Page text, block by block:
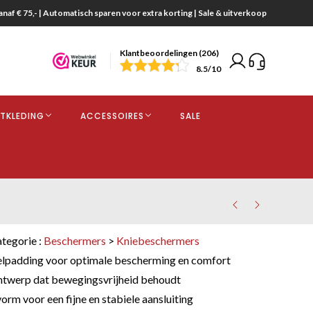
€ 75,- | Automatisch sparen voor extra korting | Sale & uitverkoop
Klantbeoordelingen (206)
8.5/10
ACCESSOIRES SALE
: Beschermers > Kniebeschermers
voor optimale bescherming en comfort
dat bewegingsvrijheid behoudt
voor een fijne en stabiele aansluiting